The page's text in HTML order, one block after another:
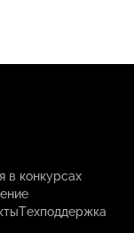
в конкурсах
Техподдержка